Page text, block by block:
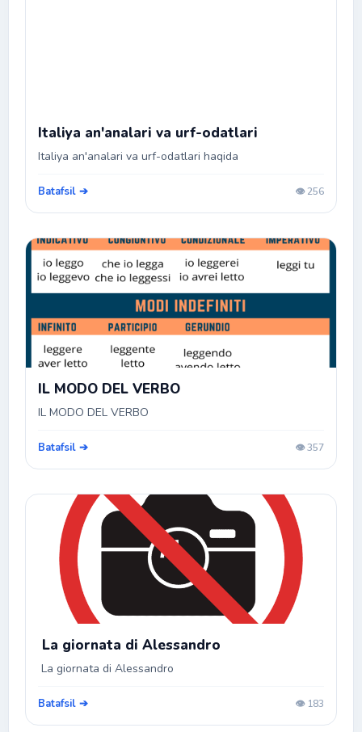
Italiya an'analari va urf-odatlari
Italiya an'analari va urf-odatlari haqida
Batafsil ➔ 👁️ 256
IL MODO DEL VERBO
IL MODO DEL VERBO
Batafsil ➔ 👁️ 357
La giornata di Alessandro
La giornata di Alessandro
Batafsil ➔ 👁️ 183